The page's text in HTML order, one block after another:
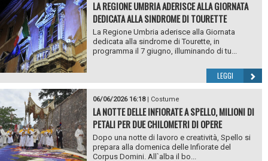
LA REGIONE UMBRIA ADERISCE ALLA GIORNATA
DEDICATA ALLA SINDROME DI TOURETTE
La Regione Umbria aderisce alla Giornata
dedicata alla sindrome di Tourette, in
programma il 7 giugno, illuminando di tu...
LEGGI
06/06/2026 16:18| Costume
LA NOTTE DELLE INFIORATE A SPELLO, MILIONI DI
PETALI PER DUE CHILOMETRI DI OPERE
Dopo una notte di lavoro e creatività, Spello si
prepara alla domenica delle Infiorate del
Corpus Domini. All`alba il bo...